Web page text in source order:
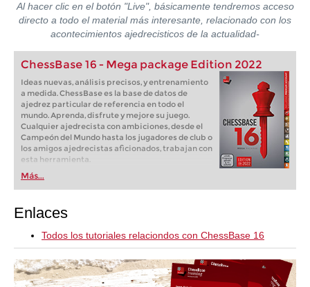
Al hacer clic en el botón "Live", básicamente tendremos acceso
directo a todo el material más interesante, relacionado con los
acontecimientos ajedrecisticos de la actualidad-
ChessBase 16 - Mega package Edition 2022
Ideas nuevas, análisis precisos, y entrenamiento
a medida. ChessBase es la base de datos de
ajedrez particular de referencia en todo el
mundo. Aprenda, disfrute y mejore su juego.
Cualquier ajedrecista con ambiciones, desde el
Campeón del Mundo hasta los jugadores de club o
los amigos ajedrecistas aficionados, trabajan con
esta herramienta.
Más...
Enlaces
Todos los tutoriales relaciondos con ChessBase 16